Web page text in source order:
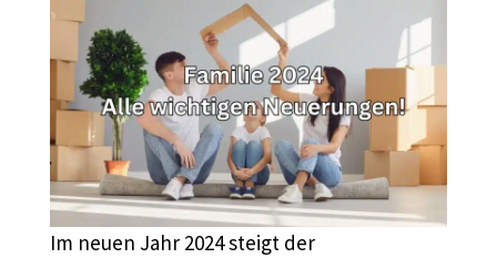
Im neuen Jahr 2024 steigt der